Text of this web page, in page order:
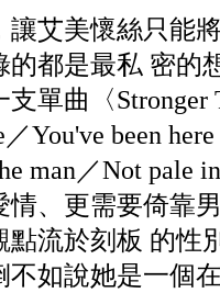
讓艾美懷絲只能
的都是最私 密的
單曲〈Stronger
You've been
man／Not
情、更需要倚靠
點流於刻板 的性
不如說她是一個